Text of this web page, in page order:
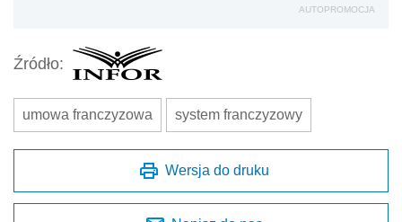
AUTOPROMOCJA
Źródło:
umowa franczyzowa system franczyzowy
Wersja do druku